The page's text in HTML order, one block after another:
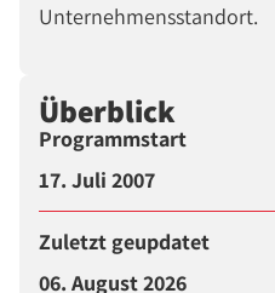
Unternehmensstandort.
Überblick
Programmstart
17. Juli 2007
Zuletzt geupdatet
06. August 2026